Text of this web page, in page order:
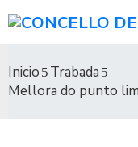
Inicio
Trabada
Mellora do punto